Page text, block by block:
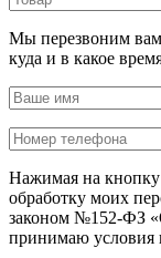
Мы перезвоним
куда и в какое
Нажимая на кнопку
обработку моих
законом №152-ФЗ
принимаю условия